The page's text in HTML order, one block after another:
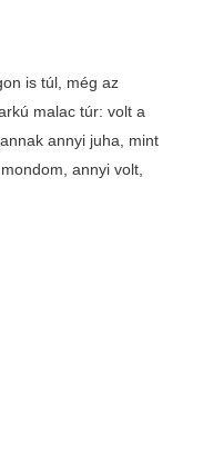
is túl, még az
malac túr: volt a
annyi juha, mint
annyi volt,